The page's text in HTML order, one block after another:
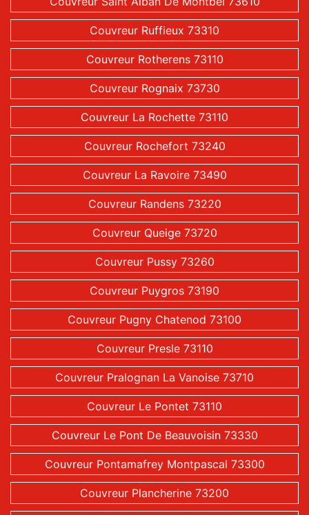
Couvreur Ruffieux 73310
Couvreur Rotherens 73110
Couvreur Rognaix 73730
Couvreur La Rochette 73110
Couvreur Rochefort 73240
Couvreur La Ravoire 73490
Couvreur Randens 73220
Couvreur Queige 73720
Couvreur Pussy 73260
Couvreur Puygros 73190
Couvreur Pugny Chatenod 73100
Couvreur Presle 73110
Couvreur Pralognan La Vanoise 73710
Couvreur Le Pontet 73110
Couvreur Le Pont De Beauvoisin 73330
Couvreur Pontamafrey Montpascal 73300
Couvreur Plancherine 73200